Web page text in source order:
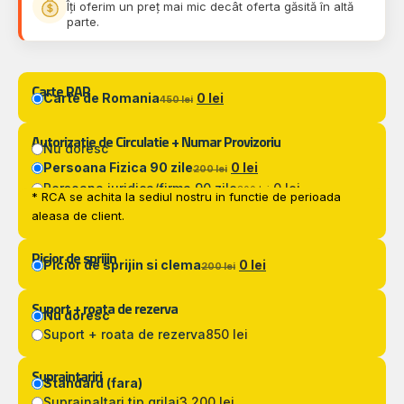
Îți oferim un preț mai mic decât oferta găsită în altă
parte.
Carte RAR
Carte de Romania450 lei 0 lei
Autorizatie de Circulatie + Numar Provizoriu
Nu doresc
Persoana Fizica 90 zile200 lei 0 lei
Persoana juridica/firma 90 zile300 lei 0 lei
* RCA se achita la sediul nostru in functie de perioada
aleasa de client.
Picior de sprijin
Picior de sprijin si clema200 lei 0 lei
Suport + roata de rezerva
Nu doresc
Suport + roata de rezerva850 lei
Supraintariri
Standard (fara)